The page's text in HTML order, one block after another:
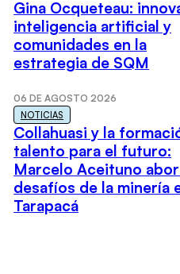
Gina Ocqueteau:
inteligencia artificial y
comunidades en la
estrategia de SQM
06 DE AGOSTO 2026
NOTICIAS
Collahuasi y la
talento para el futuro:
Marcelo Aceituno
desafíos de la minería
Tarapacá